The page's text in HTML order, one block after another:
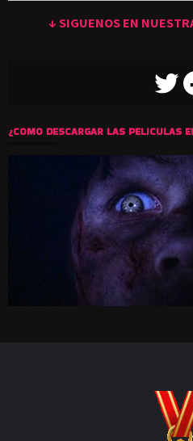
↓ SIGUENOS EN
TWITTER
¿COMO DESCARGAR LAS PELICULAS